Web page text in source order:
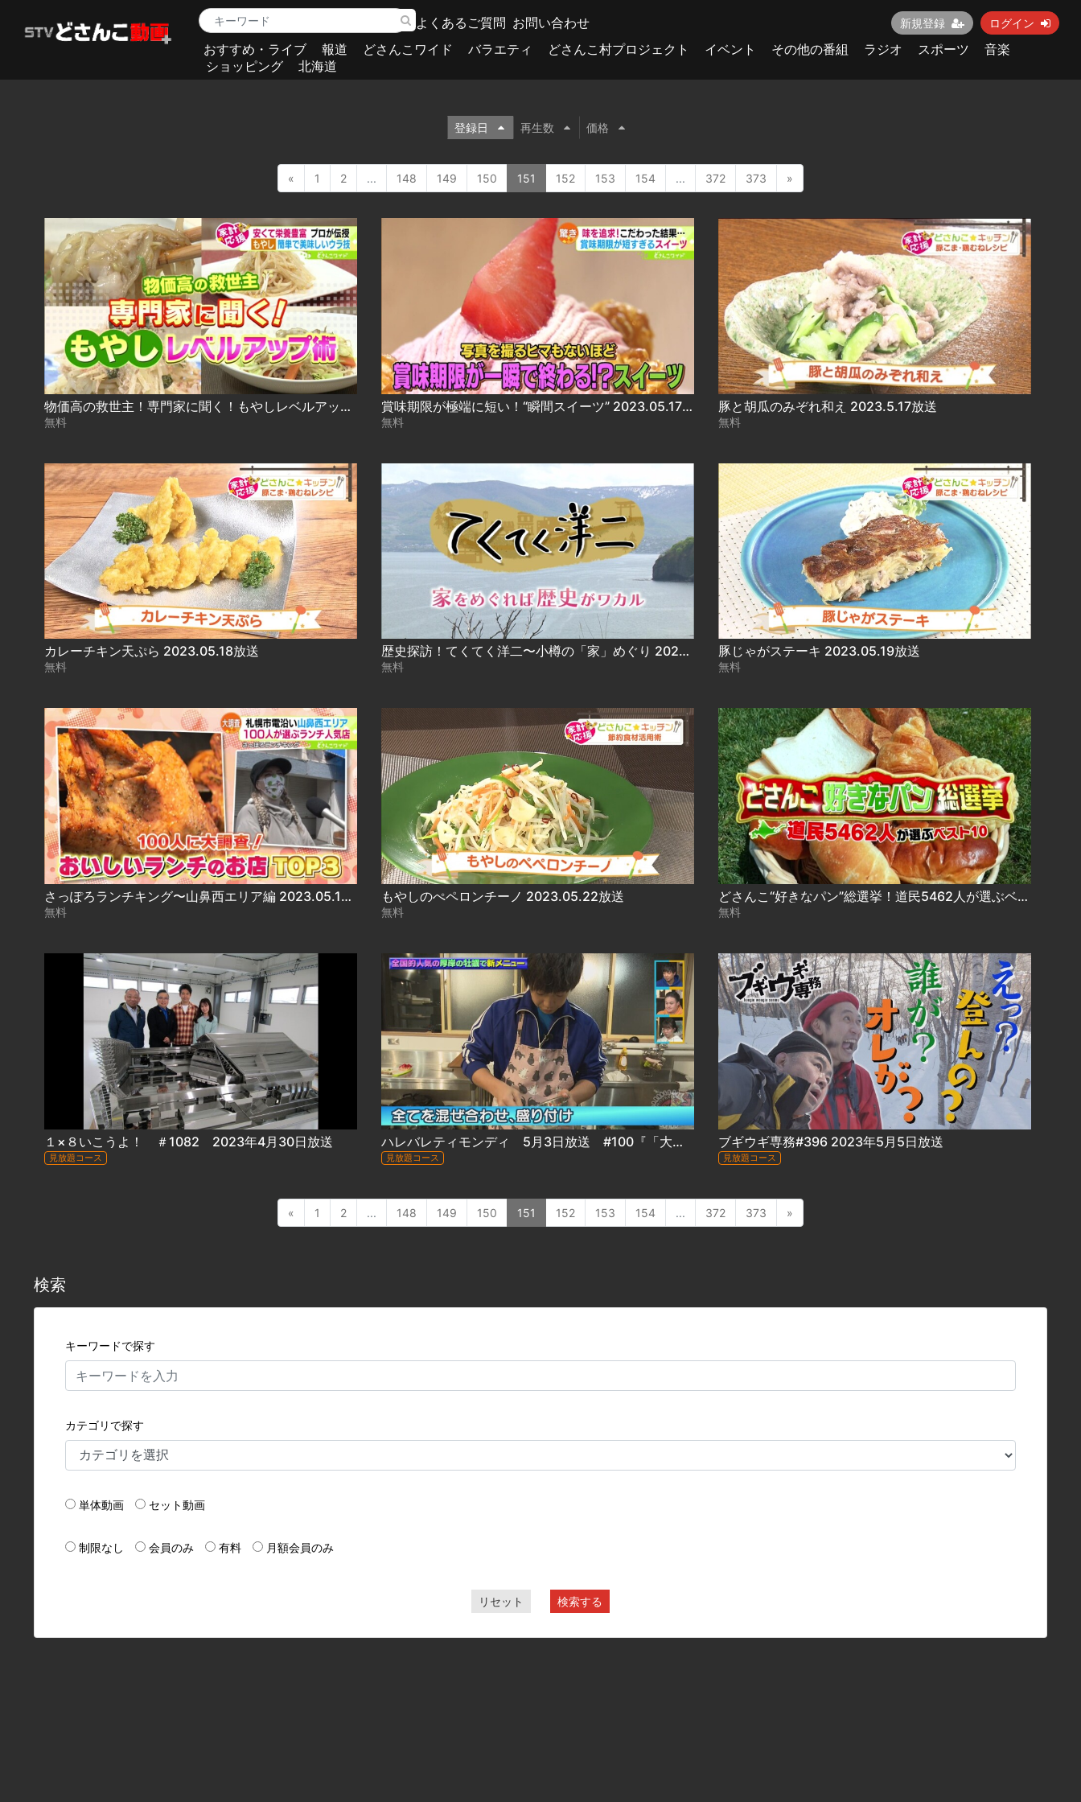
よくあるご質問 お問い合わせ 新規登録 ログイン
おすすめ・ライブ 報道 どさんこワイド バラエティ どさんこ村プロジェクト イベント その他の番組 ラジオ スポーツ
音楽
ショッピング
北海道
登録日 再生数 価格
« 1 2 ... 148 149 150 151 152 153 154 ... 372 373 »
物価高の救世主！専門家に聞く！もやしレベルアップ術 2023.05.16放送
無料
賞味期限が極端に短い！“瞬間スイーツ” 2023.05.17放送
無料
豚と胡瓜のみぞれ和え 2023.5.17放送
無料
カレーチキン天ぷら 2023.05.18放送
無料
歴史探訪！てくてく洋二〜小樽の「家」めぐり 2023.05.18放送
無料
豚じゃがステーキ 2023.05.19放送
無料
さっぽろランチキング〜山鼻西エリア編 2023.05.19放送
無料
もやしのぺペロンチーノ 2023.05.22放送
無料
どさんこ“好きなパン”総選挙！道民5462人が選ぶベスト10 2023.05.22放送
無料
１×８いこうよ！ ＃1082 2023年4月30日放送
見放題コース
ハレバレティモンディ 5月3日放送 #100『「大自然完全制覇」流氷編②＆「冒険グルメ」厚岸・牡蠣編②』
見放題コース
ブギウギ専務#396 2023年5月5日放送
見放題コース
« 1 2 ... 148 149 150 151 152 153 154 ... 372 373 »
検索
キーワードで探す
カテゴリで探す
単体動画 セット動画
制限なし 会員のみ 有料 月額会員のみ
リセット 検索する